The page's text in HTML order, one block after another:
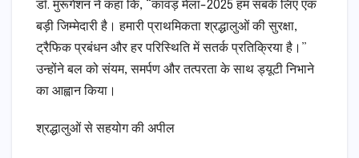
डॉ. मुरूगेशन ने कहा कि, “कांवड़ मेला-2025 हम सबके लिए एक
बड़ी जिम्मेदारी है। हमारी प्राथमिकता श्रद्धालुओं की सुरक्षा,
ट्रैफिक प्रबंधन और हर परिस्थिति में सतर्क प्रतिक्रिया है।”
उन्होंने बल को संयम, समर्पण और तत्परता के साथ ड्यूटी निभाने
का आह्वान किया।
श्रद्धालुओं से सहयोग की अपील